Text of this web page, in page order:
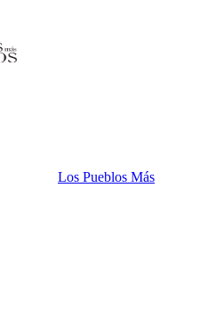
Los Pueblos Más